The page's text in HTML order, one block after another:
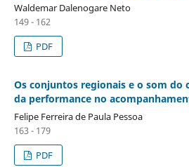
Waldemar Dalenogare Neto
149 - 162
PDF
Os conjuntos regionais e o som do
da performance no
Felipe Ferreira de Paula Pessoa
163 - 179
PDF